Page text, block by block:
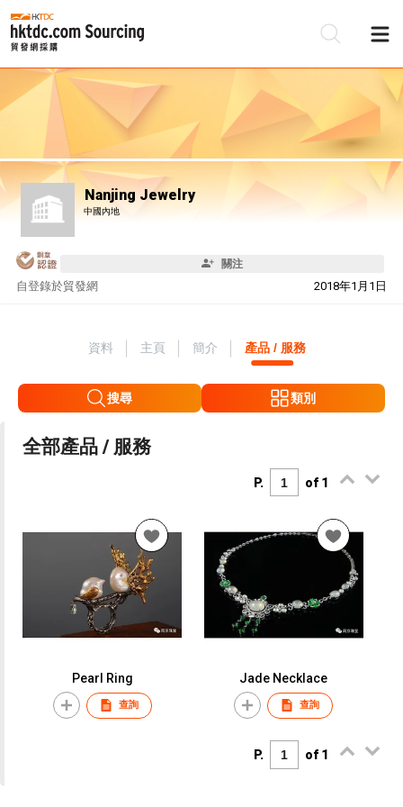
Nanjing Jewelry
中國內地
關注
自 2018年1月1日
登錄於貿發網
資料 主頁 簡介 產品 / 服務
搜尋 類別
全部產品 / 服務
P. of 1
Pearl Ring
查詢
Jade Necklace
查詢
P. of 1